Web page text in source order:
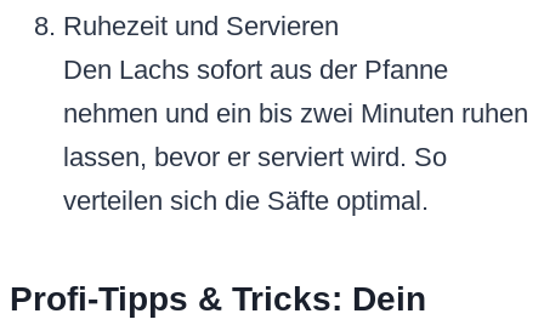
Ruhezeit und Servieren
Den Lachs sofort aus der Pfanne
nehmen und ein bis zwei Minuten ruhen
lassen, bevor er serviert wird. So
verteilen sich die Säfte optimal.
Profi-Tipps & Tricks: Dein